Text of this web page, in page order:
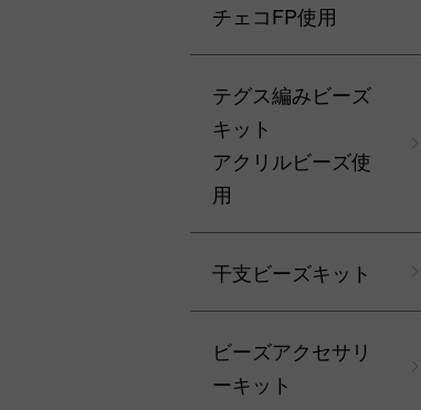
チェコFP使用
テグス編みビーズ
キット
アクリルビーズ使
用
干支ビーズキット
ビーズアクセサリ
ーキット